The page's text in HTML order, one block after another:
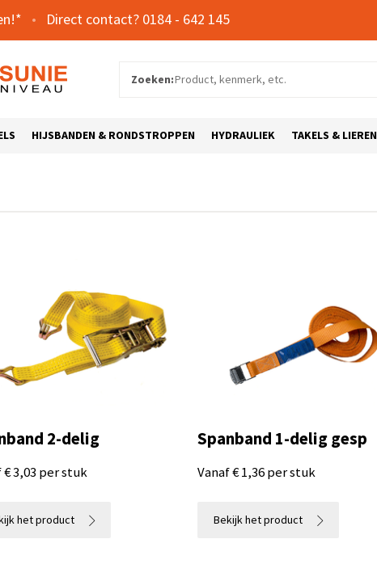
0184 - 642 145
Zoeken:
HIJSBANDEN & RONDSTROPPEN HYDRAULIEK TAKELS & LIEREN
2-delig
€ 3,03 per stuk
beschikbaar
het product
Spanband 1-delig gesp
Vanaf € 1,36 per stuk
5 Trekkrachtbeschikbaar
Bekijk het product